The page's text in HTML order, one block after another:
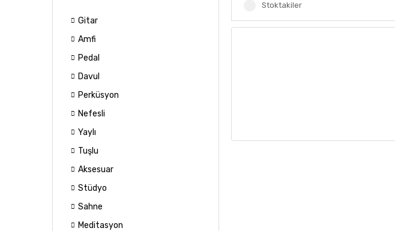
Gitar
Amfi
Pedal
Davul
Perküsyon
Nefesli
Yaylı
Tuşlu
Aksesuar
Stüdyo
Sahne
Meditasyon
Stoktakiler